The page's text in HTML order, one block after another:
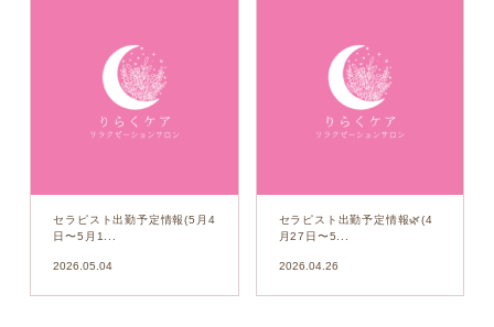
セラピスト出勤予定情報(5月4
日〜5月1...
2026.05.04
セラピスト出勤予定情報🌿(4
月27日〜5...
2026.04.26